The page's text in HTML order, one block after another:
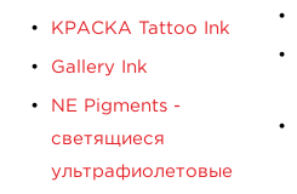
КРАСКА Tattoo Ink
Gallery Ink
NE Pigments -
светящиеся
ультрафиолетовые